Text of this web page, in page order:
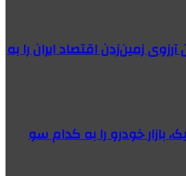
زمین‌زدن اقتصاد ایران را به
بازار خودرو را به کدام سو